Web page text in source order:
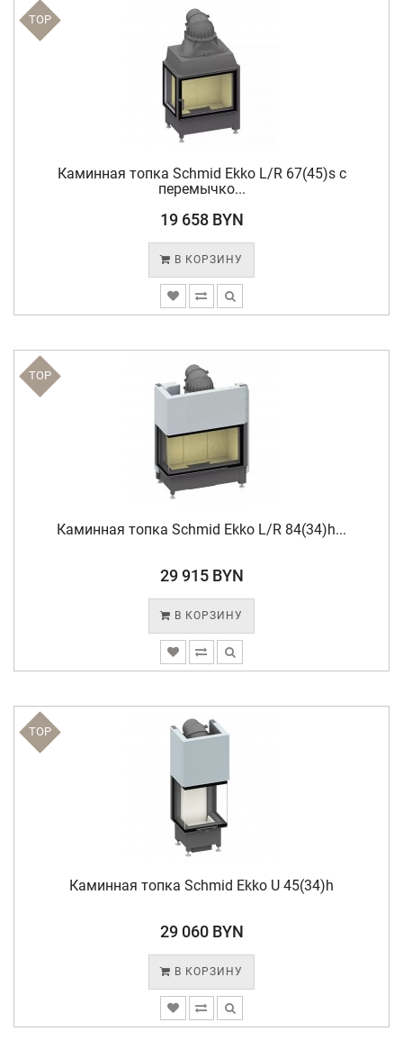
TOP
Каминная топка Schmid Ekko L/R 67(45)s с
перемычко...
19 658 BYN
В КОРЗИНУ
TOP
Каминная топка Schmid Ekko L/R 84(34)h...
29 915 BYN
В КОРЗИНУ
TOP
Каминная топка Schmid Ekko U 45(34)h
29 060 BYN
В КОРЗИНУ